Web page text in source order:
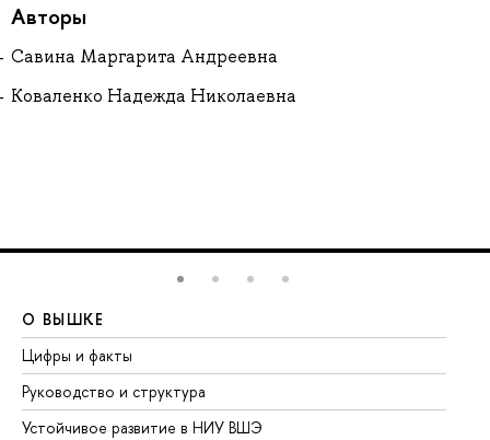
Авторы
Савина Маргарита Андреевна
Коваленко Надежда Николаевна
О ВЫШКЕ
Цифры и факты
Руководство и структура
Устойчивое развитие в НИУ ВШЭ